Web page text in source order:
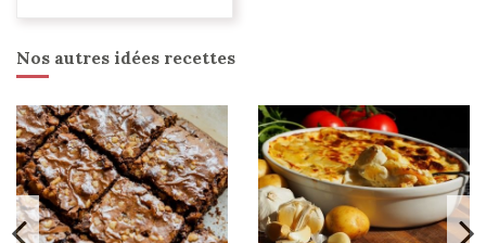
Nos autres idées recettes